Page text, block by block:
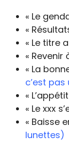
« Le
«
« Le titre
« Revenir
« La
c’est
«
« Le xxx
« Baisse
lunettes)